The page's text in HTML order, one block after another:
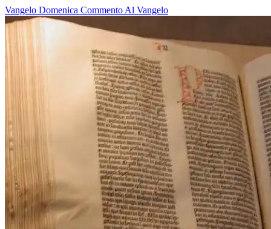
Vangelo Domenica Commento Al Vangelo